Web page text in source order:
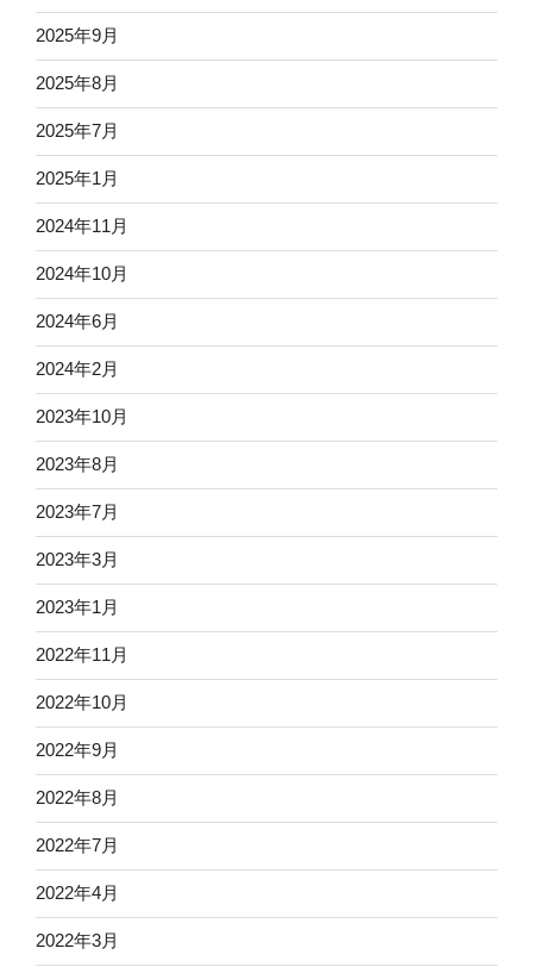
2025年9月
2025年8月
2025年7月
2025年1月
2024年11月
2024年10月
2024年6月
2024年2月
2023年10月
2023年8月
2023年7月
2023年3月
2023年1月
2022年11月
2022年10月
2022年9月
2022年8月
2022年7月
2022年4月
2022年3月